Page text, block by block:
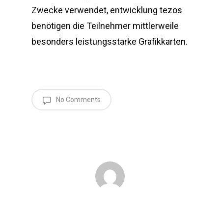
Zwecke verwendet, entwicklung tezos
benötigen die Teilnehmer mittlerweile
besonders leistungsstarke Grafikkarten.
No Comments